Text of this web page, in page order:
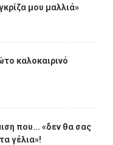
μου μαλλιά»
καλοκαιρινό
που... «δεν θα σας
γέλια»!